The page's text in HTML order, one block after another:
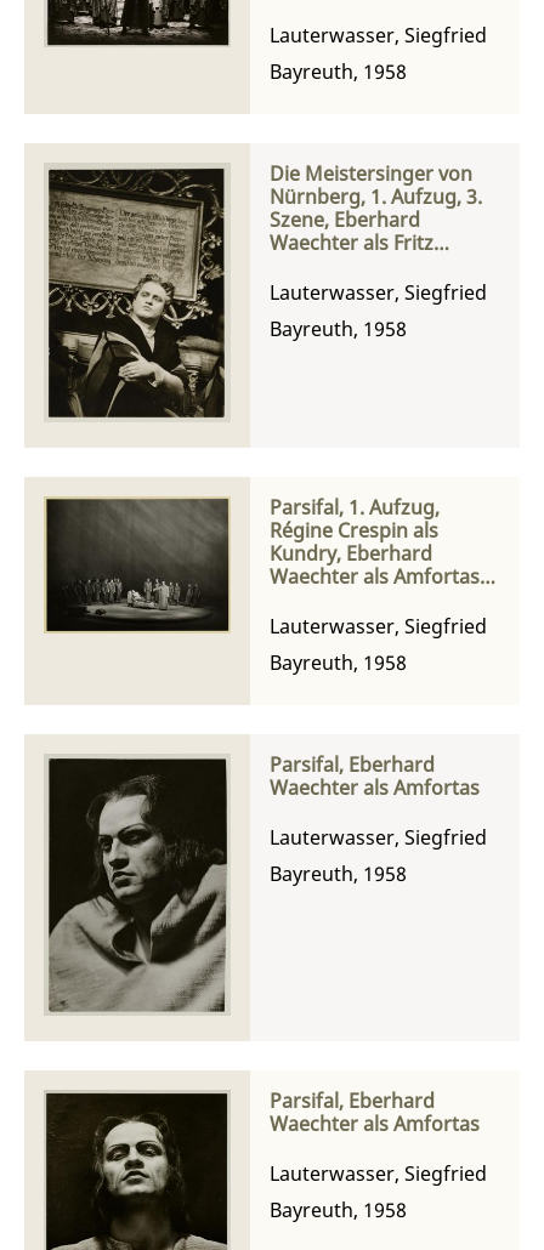
Lauterwasser, Siegfried
Bayreuth, 1958
Die Meistersinger von
Nürnberg, 1. Aufzug, 3.
Szene, Eberhard
Waechter als Fritz
Lauterwasser, Siegfried
Bayreuth, 1958
Parsifal, 1. Aufzug,
Régine Crespin als
Kundry, Eberhard
Waechter als Amfortas
Gurnemanz
Lauterwasser, Siegfried
Bayreuth, 1958
Parsifal, Eberhard
Waechter als Amfortas
Lauterwasser, Siegfried
Bayreuth, 1958
Parsifal, Eberhard
Waechter als Amfortas
Lauterwasser, Siegfried
Bayreuth, 1958